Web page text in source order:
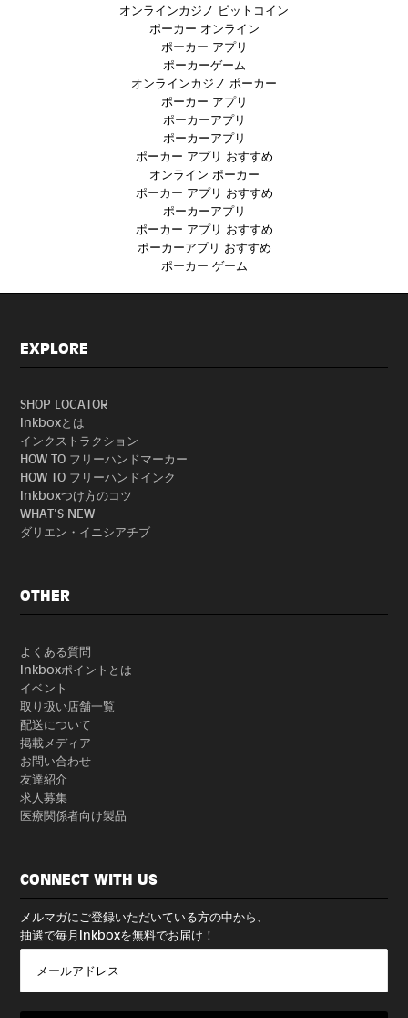
オンラインカジノ ビットコイン
ポーカー オンライン
ポーカー アプリ
ポーカーゲーム
オンラインカジノ ポーカー
ポーカー アプリ
ポーカーアプリ
ポーカーアプリ
ポーカー アプリ おすすめ
オンライン ポーカー
ポーカー アプリ おすすめ
ポーカーアプリ
ポーカー アプリ おすすめ
ポーカーアプリ おすすめ
ポーカー ゲーム
EXPLORE
SHOP LOCATOR
Inkboxとは
インクストラクション
HOW TO フリーハンドマーカー
HOW TO フリーハンドインク
Inkboxつけ方のコツ
WHAT'S NEW
ダリエン・イニシアチブ
OTHER
よくある質問
Inkboxポイントとは
イベント
取り扱い店舗一覧
配送について
掲載メディア
お問い合わせ
友達紹介
求人募集
医療関係者向け製品
CONNECT WITH US
メルマガにご登録いただいている方の中から、
抽選で毎月Inkboxを無料でお届け！